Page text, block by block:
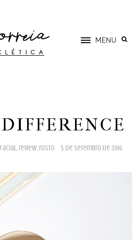
MENU
, review, rosto 5 de setembro de 2016